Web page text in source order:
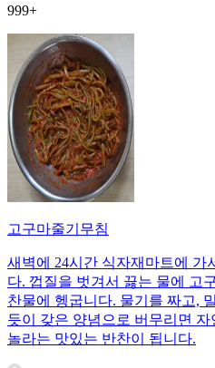
999+
고구마줄기무침
새벽에 24시간 식자재마트에 가
다. 껍질을 벗겨서 끓는 물에 고
찬물에 헹굽니다. 물기를 짜고,
듯이 갖은 양념으로 버무리면
놀라는 맛있는 반찬이 됩니다.